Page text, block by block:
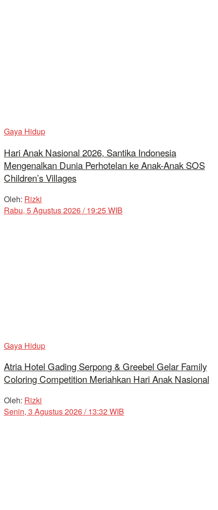
Gaya Hidup
Hari Anak Nasional 2026, Santika Indonesia
Mengenalkan Dunia Perhotelan ke Anak-Anak SOS
Children’s Villages
Oleh: Rizki
Rabu, 5 Agustus 2026 / 19:25 WIB
Gaya Hidup
Atria Hotel Gading Serpong & Greebel Gelar Family
Coloring Competition Meriahkan Hari Anak Nasional
Oleh: Rizki
Senin, 3 Agustus 2026 / 13:32 WIB